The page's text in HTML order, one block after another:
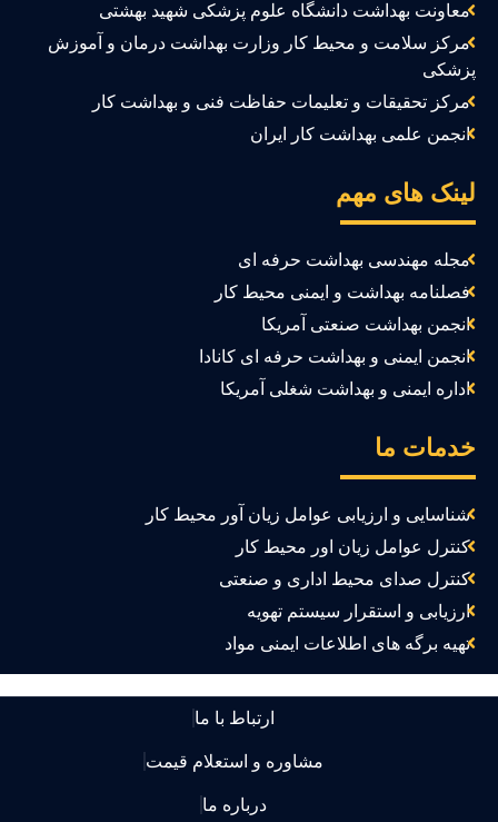
معاونت بهداشت دانشگاه علوم پزشکی شهید بهشتی
مرکز سلامت و محیط کار وزارت بهداشت درمان و آموزش
مرکز تحقیقات و تعلیمات حفاظت فنی و بهداشت کار
انجمن علمی بهداشت کار ایران
های مهم
مجله مهندسی بهداشت حرفه ای
فصلنامه بهداشت و ایمنی محیط کار
انجمن بهداشت صنعتی آمریکا
انجمن ایمنی و بهداشت حرفه ای کانادا
اداره ایمنی و بهداشت شغلی آمریکا
ما
شناسایی و ارزیابی عوامل زیان آور محیط کار
کنترل عوامل زیان اور محیط کار
کنترل صدای محیط اداری و صنعتی
ارزیابی و استقرار سیستم تهویه
تهیه برگه های اطلاعات ایمنی مواد
ارتباط با ما
مشاوره و استعلام قیمت
درباره ما